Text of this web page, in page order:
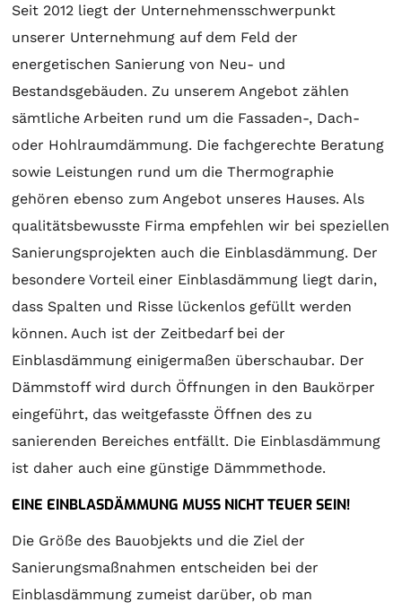
Seit 2012 liegt der Unternehmensschwerpunkt
unserer Unternehmung auf dem Feld der
energetischen Sanierung von Neu- und
Bestandsgebäuden. Zu unserem Angebot zählen
sämtliche Arbeiten rund um die Fassaden-, Dach-
oder Hohlraumdämmung. Die fachgerechte Beratung
sowie Leistungen rund um die Thermographie
gehören ebenso zum Angebot unseres Hauses. Als
qualitätsbewusste Firma empfehlen wir bei speziellen
Sanierungsprojekten auch die Einblasdämmung. Der
besondere Vorteil einer Einblasdämmung liegt darin,
dass Spalten und Risse lückenlos gefüllt werden
können. Auch ist der Zeitbedarf bei der
Einblasdämmung einigermaßen überschaubar. Der
Dämmstoff wird durch Öffnungen in den Baukörper
eingeführt, das weitgefasste Öffnen des zu
sanierenden Bereiches entfällt. Die Einblasdämmung
ist daher auch eine günstige Dämmmethode.
EINE EINBLASDÄMMUNG MUSS NICHT TEUER SEIN!
Die Größe des Bauobjekts und die Ziel der
Sanierungsmaßnahmen entscheiden bei der
Einblasdämmung zumeist darüber, ob man